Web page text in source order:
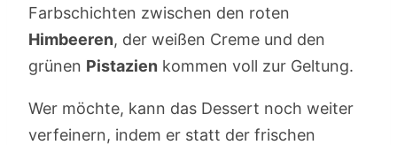
Farbschichten zwischen den roten
Himbeeren, der weißen Creme und den
grünen Pistazien kommen voll zur Geltung.
Wer möchte, kann das Dessert noch weiter
verfeinern, indem er statt der frischen